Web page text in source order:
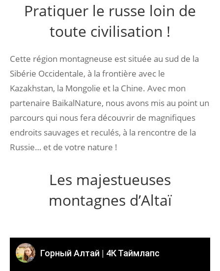
Pratiquer le russe loin de
toute civilisation !
Cette région montagneuse est située au sud de la
Sibérie Occidentale, à la frontière avec le
Kazakhstan, la Mongolie et la Chine. Avec mon
partenaire BaikalNature, nous avons mis au point un
parcours qui nous fera découvrir de magnifiques
endroits sauvages et reculés, à la rencontre de la
Russie… et de votre nature !
Les majestueuses
montagnes d’Altaï
Горный Алтай | 4К Таймлапс